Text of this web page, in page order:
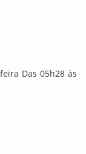
Das 05h28 às